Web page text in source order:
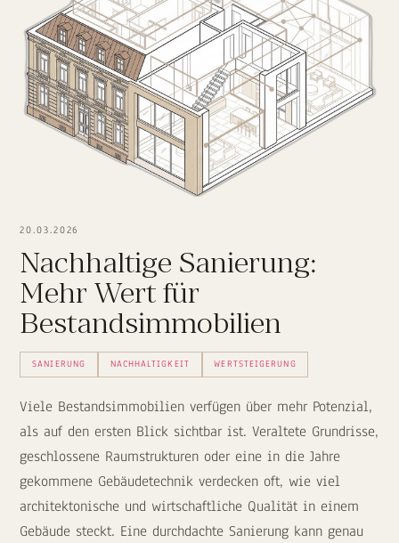
20.03.2026
Nachhaltige Sanierung:
Mehr Wert für
Bestandsimmobilien
SANIERUNG NACHHALTIGKEIT WERTSTEIGERUNG
Viele Bestandsimmobilien verfügen über mehr Potenzial,
als auf den ersten Blick sichtbar ist. Veraltete Grundrisse,
geschlossene Raumstrukturen oder eine in die Jahre
gekommene Gebäudetechnik verdecken oft, wie viel
architektonische und wirtschaftliche Qualität in einem
Gebäude steckt. Eine durchdachte Sanierung kann genau